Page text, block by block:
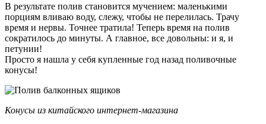
В результате полив становится мучением: маленькими
порциям вливаю воду, слежу, чтобы не перелилась. Трачу
время и нервы. Точнее тратила! Теперь время на полив
сократилось до минуты. А главное, все довольны: и я, и
петунии!
Просто я нашла у себя купленные год назад поливочные
конусы!
Конусы из китайского интернет-магазина